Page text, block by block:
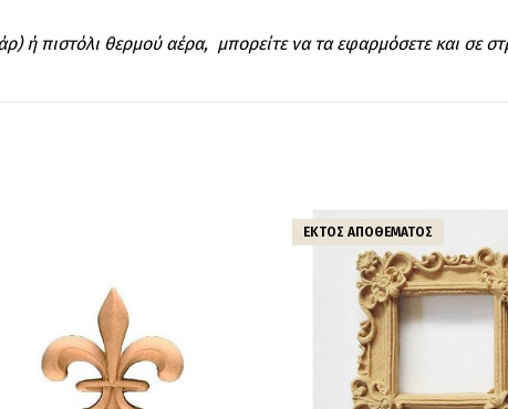
ή πιστόλι θερμού αέρα, μπορείτε να τα εφαρμόσετε και σε
ΕΚΤΌΣ ΑΠΟΘΈΜΑΤΟΣ